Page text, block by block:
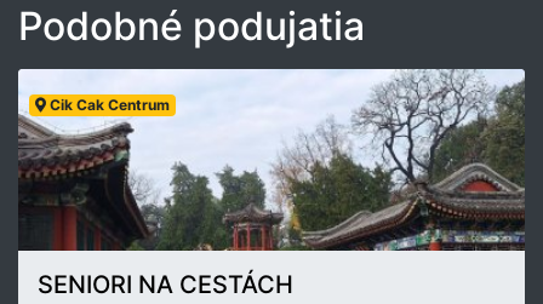
Podobné podujatia
Cik Cak Centrum
SENIORI NA CESTÁCH